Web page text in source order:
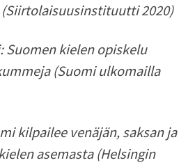
2020)
Suomen kielen opiskelu
(Suomi ulkomailla
kilpailee venäjän, saksan ja
asemasta (Helsingin